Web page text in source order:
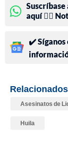
aquí 👉🏻
✔️ Síganos
Relacionados
Asesinatos de
Huila